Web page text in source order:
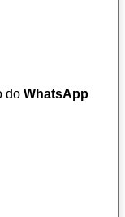
do WhatsApp